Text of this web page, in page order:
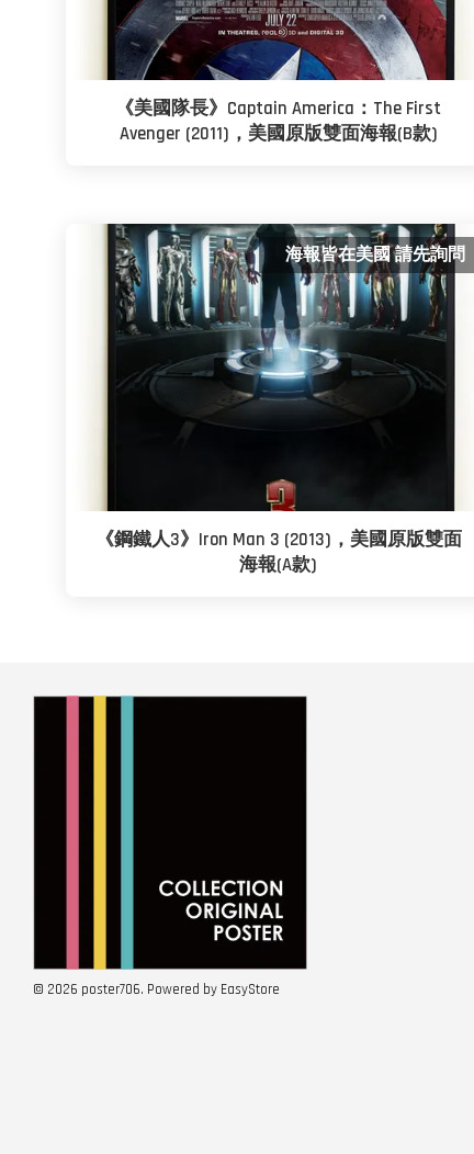
《美國隊長》Captain America：The First
Avenger (2011)，美國原版雙面海報(B款)
海報皆在美國 請先詢問
《鋼鐵人3》Iron Man 3 (2013)，美國原版雙面
海報(A款)
© 2026 poster706. Powered by EasyStore